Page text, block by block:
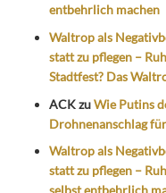
entbehrlich machen
Waltrop als
statt zu pflegen –
Stadtfest? Das
ACKzuWie Putins
Drohnenanschlag
Waltrop als
statt zu pflegen –